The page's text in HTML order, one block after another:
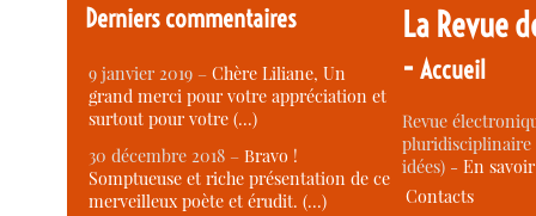
Derniers commentaires
9 janvier 2019 –Chère Liliane, Un
grand merci pour votre appréciation et
surtout pour votre (…)
30 décembre 2018 –Bravo !
Somptueuse et riche présentation de ce
merveilleux poète et érudit. (…)
La Revue
-Accueil
Revue
idées) -En
Contacts